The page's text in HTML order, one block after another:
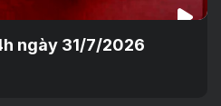
ngày 31/7/2026